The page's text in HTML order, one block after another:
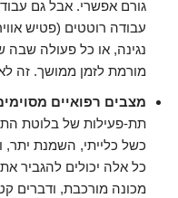
גורם אפשרי. אבל גם
עבודה רוטטים (פטיש
נגינה, או כל פעולה שבה
מורמת לזמן ממושך. זה
מצבים רפואיים
כשל כלייתי, השמנת יתר,
כל אלה יכולים להגביר
מכונה מורכבת, ודברים